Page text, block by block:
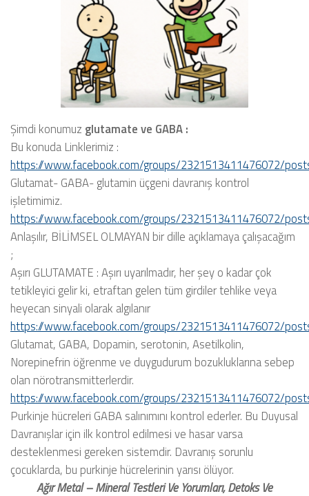
Şimdi konumuz glutamate ve GABA :
Bu konuda Linklerimiz :
https://www.facebook.com/groups/2321513411476072/
Glutamat- GABA- glutamin üçgeni davranış kontrol
işletimimiz.
https://www.facebook.com/groups/2321513411476072/
Anlaşılır, BİLİMSEL OLMAYAN bir dille açıklamaya çalışacağım
;
Aşırı GLUTAMATE : Aşırı uyarılmadır, her şey o kadar çok
tetikleyici gelir ki, etraftan gelen tüm girdiler tehlike veya
heyecan sinyali olarak algılanır
https://www.facebook.com/groups/2321513411476072/
Glutamat, GABA, Dopamin, serotonin, Asetilkolin,
Norepinefrin öğrenme ve duygudurum bozukluklarına sebep
olan nörotransmitterlerdir.
https://www.facebook.com/groups/2321513411476072/
Purkinje hücreleri GABA salınımını kontrol ederler. Bu Duyusal
Davranışlar için ilk kontrol edilmesi ve hasar varsa
desteklenmesi gereken sistemdir. Davranış sorunlu
çocuklarda, bu purkinje hücrelerinin yarısı ölüyor.
Ağır Metal – Mineral Testleri Ve Yorumları, Detoks Ve